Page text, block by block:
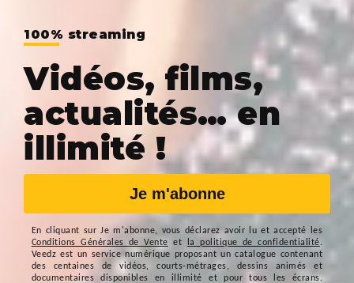
100% streaming
Vidéos, films,
actualités… en
illimité !
Je m'abonne
En cliquant surJe m'abonne, vous déclarez avoir lu et accepté les
Conditions Générales de Vente et la politique de confidentialité.
Veedz est un service numérique proposant un catalogue contenant
des centaines de vidéos, courts-métrages, dessins animés et
documentaires disponibles en illimité et pour tous les écrans.